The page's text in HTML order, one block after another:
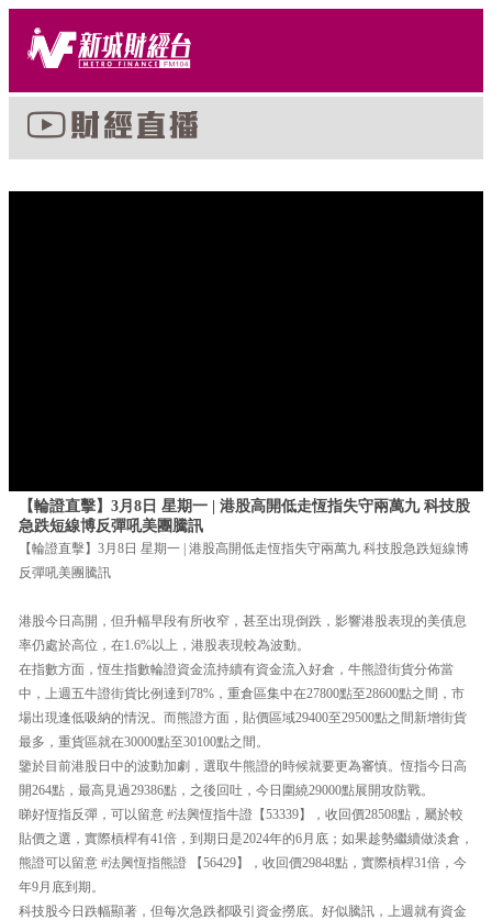
【輪證直擊】3月8日 星期一 | 港股高開低走恆指失守兩萬九 科技股
急跌短線博反彈吼美團騰訊
【輪證直擊】3月8日 星期一 | 港股高開低走恆指失守兩萬九 科技股急跌短線博
反彈吼美團騰訊
港股今日高開，但升幅早段有所收窄，甚至出現倒跌，影響港股表現的美債息
率仍處於高位，在1.6%以上，港股表現較為波動。
在指數方面，恆生指數輪證資金流持續有資金流入好倉，牛熊證街貨分佈當
中，上週五牛證街貨比例達到78%，重倉區集中在27800點至28600點之間，市
場出現逢低吸納的情況。而熊證方面，貼價區域29400至29500點之間新增街貨
最多，重貨區就在30000點至30100點之間。
鑒於目前港股日中的波動加劇，選取牛熊證的時候就要更為審慎。恆指今日高
開264點，最高見過29386點，之後回吐，今日圍繞29000點展開攻防戰。
睇好恆指反彈，可以留意 #法興恆指牛證【53339】，收回價28508點，屬於較
貼價之選，實際槓桿有41倍，到期日是2024年的6月底；如果趁勢繼續做淡倉，
熊證可以留意 #法興恆指熊證 【56429】，收回價29848點，實際槓桿31倍，今
年9月底到期。
科技股今日跌幅顯著，但每次急跌都吸引資金撈底。好似騰訊，上週就有資金